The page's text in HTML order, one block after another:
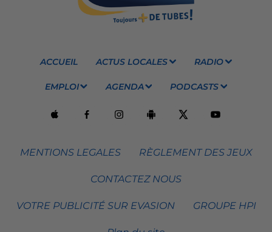
ACCUEIL ACTUS LOCALES RADIO
EMPLOI AGENDA PODCASTS
MENTIONS LEGALES RÈGLEMENT DES JEUX
CONTACTEZ NOUS
VOTRE PUBLICITÉ SUR EVASION GROUPE HPI